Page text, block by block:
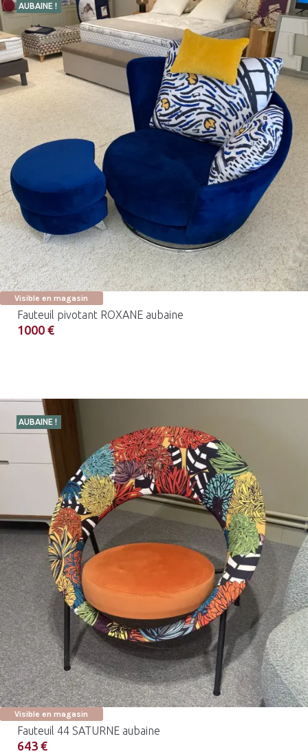
AUBAINE !
Visible en magasin
Fauteuil pivotant ROXANE aubaine
1000 €
AUBAINE !
Visible en magasin
Fauteuil 44 SATURNE aubaine
643 €